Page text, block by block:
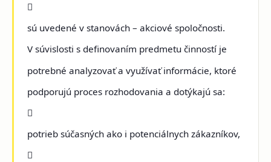

sú uvedené v stanovách – akciové spoločnosti.
V súvislosti s definovaním predmetu činností je
potrebné analyzovať a využívať informácie, ktoré
podporujú proces rozhodovania a dotýkajú sa:

potrieb súčasných ako i potenciálnych zákazníkov,
